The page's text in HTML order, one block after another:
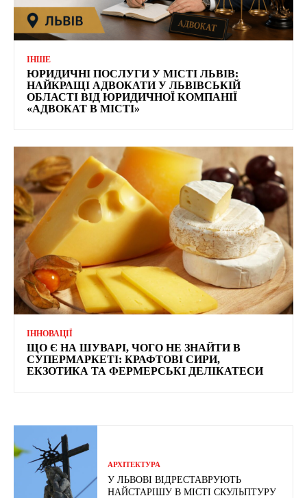
ІНШЕ
ЮРИДИЧНІ ПОСЛУГИ У МІСТІ ЛЬВІВ:
НАЙКРАЩІ АДВОКАТИ У ЛЬВІВСЬКІЙ
ОБЛАСТІ ВІД ЮРИДИЧНОЇ КОМПАНІЇ
«АДВОКАТ В МІСТІ»
ІННОВАЦІЇ
ЩО Є НА ШУВАРІ, ЧОГО НЕ ЗНАЙТИ В
СУПЕРМАРКЕТІ: КРАФТОВІ СИРИ,
ЕКЗОТИКА ТА ФЕРМЕРСЬКІ ДЕЛІКАТЕСИ
АРХІТЕКТУРА
У ЛЬВОВІ ВІДРЕСТАВРУЮТЬ
НАЙСТАРІШУ В МІСТІ СКУЛЬПТУРУ